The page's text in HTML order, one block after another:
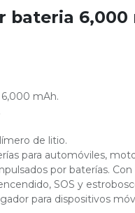
bateria 6,000
mAh.
de litio.
para automóviles,
por baterías.
SOS y
para dispositivos